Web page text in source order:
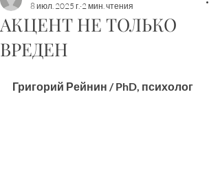
АКЦЕНТ НЕ ТОЛЬКО
ВРЕДЕН
8 июл. 2025 г. 2 мин. чтения
Григорий Рейнин / PhD, психолог